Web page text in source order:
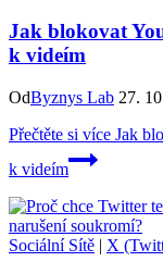
Jak blokovat
k videím
OdByznys Lab 27.
Přečtěte si více Jak
k videím
Sociální Sítě | X